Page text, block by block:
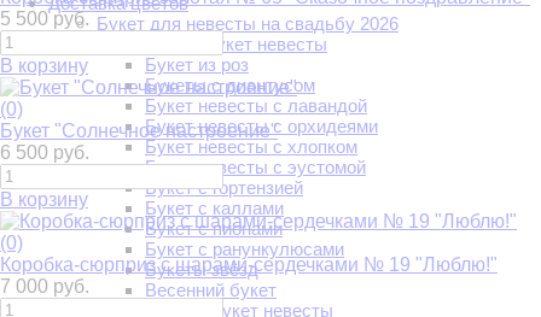
Букет для невесты на свадьбу 2026
Белый букет невесты
Букет из роз
Букеты с диантусом
Букет невесты с лавандой
Букет невесты с орхидеями
Букет невесты с хлопком
Букет невесты с эустомой
Букет с гортензией
Букет с каллами
Букет с пионами
Букет с ранункулюсами
Букеты звёзд
Весенний букет
Зимний букет невесты
5 500 руб.
В корзину
(0)
Букет "Солнечное настроение"
6 500 руб.
В корзину
(0)
Коробка-сюрприз с шарами-сердечками № 19 "Люблю!"
7 000 руб.